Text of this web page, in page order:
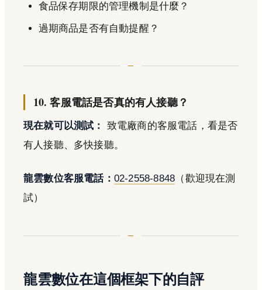
食品保存期限的管理機制是什麼？
過期商品是否有自動提醒？
10. 客服電話是否真的有人接聽？
現在就可以測試：
致電廠商的客服電話，看是否
有人接聽、多快接聽。
龍雲數位客服電話： 02-2558-8848 （歡迎現在測
試）
龍雲數位在這個框架下的自評